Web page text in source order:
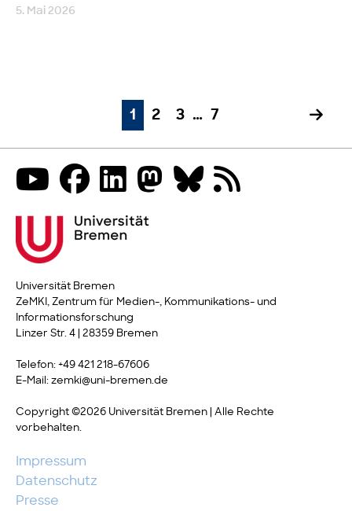
5. Mai 2026
1 2 3 … 7
Universität Bremen
ZeMKI, Zentrum für Medien-, Kommunikations- und
Informationsforschung
Linzer Str. 4 | 28359 Bremen
Telefon: +49 421 218-67606
E-Mail: zemki@uni-bremen.de
Copyright ©2026 Universität Bremen | Alle Rechte
vorbehalten.
Impressum
Datenschutz
Presse